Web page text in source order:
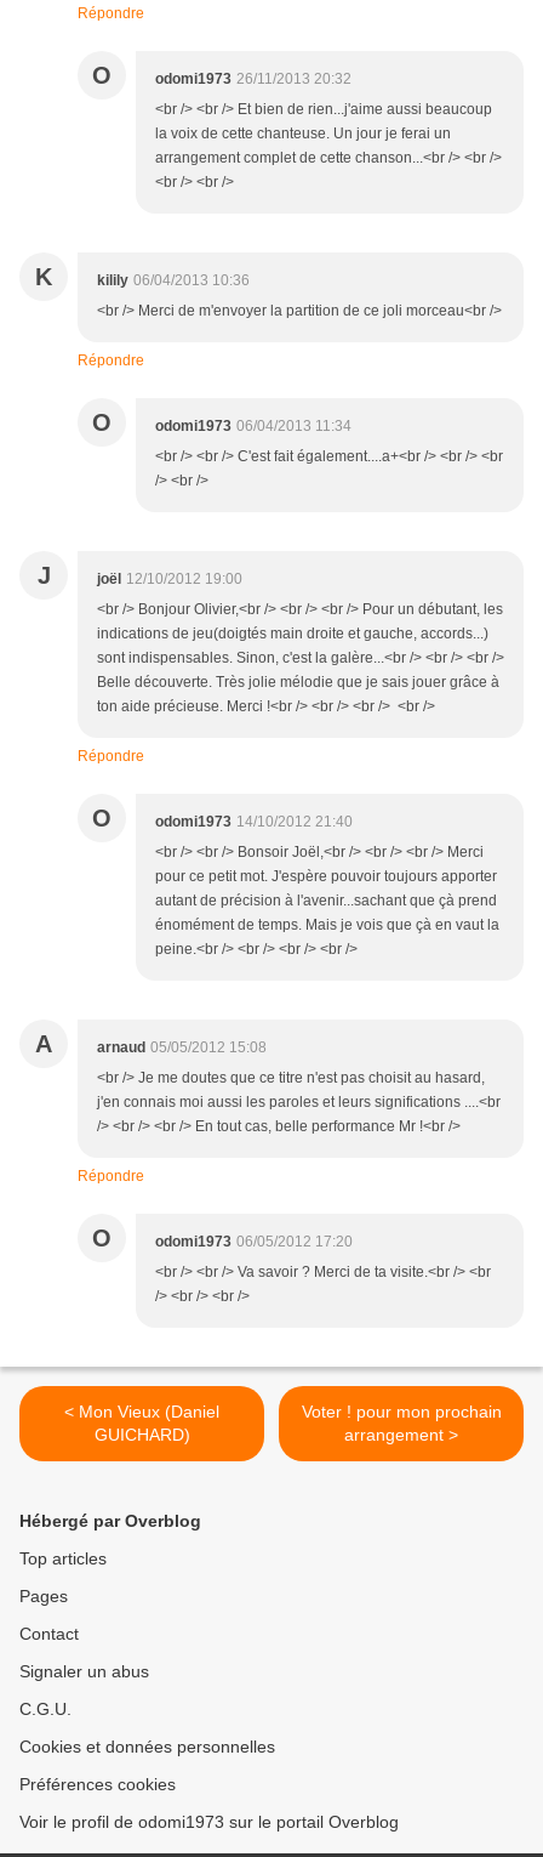
Répondre
O odomi1973 26/11/2013 20:32
<br /> <br /> Et bien de rien...j'aime aussi beaucoup
la voix de cette chanteuse. Un jour je ferai un
arrangement complet de cette chanson...<br /> <br />
<br /> <br />
K kilily 06/04/2013 10:36
<br /> Merci de m'envoyer la partition de ce joli morceau<br />
Répondre
O odomi1973 06/04/2013 11:34
<br /> <br /> C'est fait également....a+<br /> <br /> <br
/> <br />
J joël 12/10/2012 19:00
<br /> Bonjour Olivier,<br /> <br /> <br /> Pour un débutant, les
indications de jeu(doigtés main droite et gauche, accords...)
sont indispensables. Sinon, c'est la galère...<br /> <br /> <br />
Belle découverte. Très jolie mélodie que je sais jouer grâce à
ton aide précieuse. Merci !<br /> <br /> <br /> <br />
Répondre
O odomi1973 14/10/2012 21:40
<br /> <br /> Bonsoir Joël,<br /> <br /> <br /> Merci
pour ce petit mot. J'espère pouvoir toujours apporter
autant de précision à l'avenir...sachant que çà prend
énomément de temps. Mais je vois que çà en vaut la
peine.<br /> <br /> <br /> <br />
A arnaud 05/05/2012 15:08
<br /> Je me doutes que ce titre n'est pas choisit au hasard,
j'en connais moi aussi les paroles et leurs significations ....<br
/> <br /> <br /> En tout cas, belle performance Mr !<br />
Répondre
O odomi1973 06/05/2012 17:20
<br /> <br /> Va savoir ? Merci de ta visite.<br /> <br
/> <br /> <br />
< Mon Vieux (Daniel
GUICHARD)
Voter ! pour mon prochain
arrangement >
Hébergé par Overblog
Top articles
Pages
Contact
Signaler un abus
C.G.U.
Cookies et données personnelles
Préférences cookies
Voir le profil de odomi1973 sur le portail Overblog